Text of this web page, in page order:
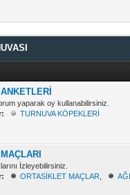
yaparak oy kullanabilirsiniz.
TURNUVA KÖPEKLERİ
İzleyebilirsiniz.
ORTASİKLET MAÇLAR